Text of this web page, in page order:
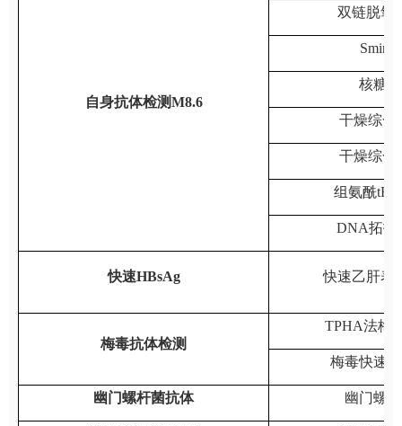
自身抗体检测M8.6
双链脱氧
核糖
干燥综合
干燥综合
组氨酰
DNA拓扑
快速HBsAg 快速乙肝表
梅毒抗体检测
TPHA法梅
梅毒快速
幽门螺杆菌抗体 幽门螺